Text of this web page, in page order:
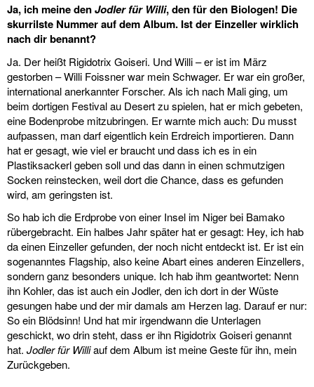
Ja, ich meine denJodler für Willi, den für den Biologen! Die
skurrilste Nummer auf dem Album. Ist der Einzeller wirklich
nach dir benannt?
Ja. Der heißt Rigidotrix Goiseri. Und Willi – er ist im März
gestorben – Willi Foissner war mein Schwager. Er war ein großer,
international anerkannter Forscher. Als ich nach Mali ging, um
beim dortigen Festival au Desert zu spielen, hat er mich gebeten,
eine Bodenprobe mitzubringen. Er warnte mich auch: Du musst
aufpassen, man darf eigentlich kein Erdreich importieren. Dann
hat er gesagt, wie viel er braucht und dass ich es in ein
Plastiksackerl geben soll und das dann in einen schmutzigen
Socken reinstecken, weil dort die Chance, dass es gefunden
wird, am geringsten ist.
So hab ich die Erdprobe von einer Insel im Niger bei Bamako
rübergebracht. Ein halbes Jahr später hat er gesagt: Hey, ich hab
da einen Einzeller gefunden, der noch nicht entdeckt ist. Er ist ein
sogenanntes Flagship, also keine Abart eines anderen Einzellers,
sondern ganz besonders unique. Ich hab ihm geantwortet: Nenn
ihn Kohler, das ist auch ein Jodler, den ich dort in der Wüste
gesungen habe und der mir damals am Herzen lag. Darauf er nur:
So ein Blödsinn! Und hat mir irgendwann die Unterlagen
geschickt, wo drin steht, dass er ihn Rigidotrix Goiseri genannt
hat. Jodler für Williauf dem Album ist meine Geste für ihn, mein
Zurückgeben.